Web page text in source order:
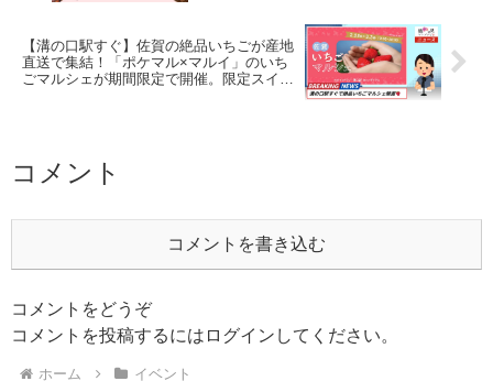
【溝の口駅すぐ】佐賀の絶品いちごが産地
直送で集結！「ポケマル×マルイ」のいち
ごマルシェが期間限定で開催。限定スイー
コメント
コメントを書き込む
コメントをどうぞ
コメントを投稿するには ログイン してください。
ホーム イベント